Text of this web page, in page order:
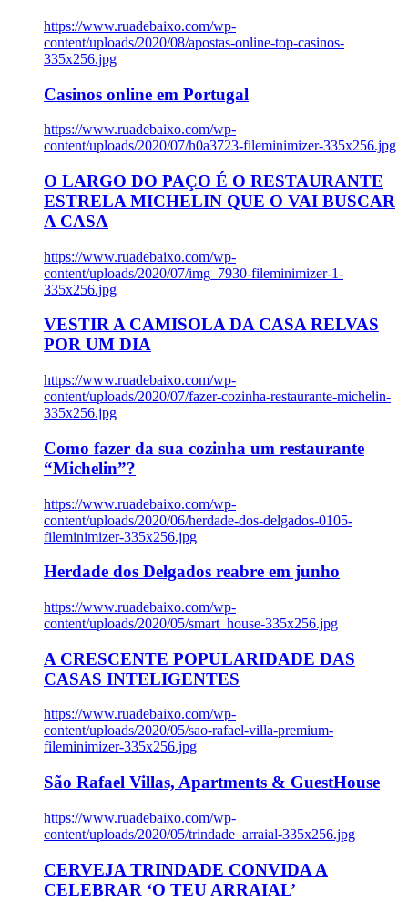
https://www.ruadebaixo.com/wp-
content/uploads/2020/08/apostas-online-top-casinos-
335x256.jpg
Casinos online em Portugal
https://www.ruadebaixo.com/wp-
content/uploads/2020/07/h0a3723-fileminimizer-335x256.jpg
O LARGO DO PAÇO É O RESTAURANTE
ESTRELA MICHELIN QUE O VAI BUSCAR
A CASA
https://www.ruadebaixo.com/wp-
content/uploads/2020/07/img_7930-fileminimizer-1-
335x256.jpg
VESTIR A CAMISOLA DA CASA RELVAS
POR UM DIA
https://www.ruadebaixo.com/wp-
content/uploads/2020/07/fazer-cozinha-restaurante-michelin-
335x256.jpg
Como fazer da sua cozinha um restaurante
“Michelin”?
https://www.ruadebaixo.com/wp-
content/uploads/2020/06/herdade-dos-delgados-0105-
fileminimizer-335x256.jpg
Herdade dos Delgados reabre em junho
https://www.ruadebaixo.com/wp-
content/uploads/2020/05/smart_house-335x256.jpg
A CRESCENTE POPULARIDADE DAS
CASAS INTELIGENTES
https://www.ruadebaixo.com/wp-
content/uploads/2020/05/sao-rafael-villa-premium-
fileminimizer-335x256.jpg
São Rafael Villas, Apartments & GuestHouse
https://www.ruadebaixo.com/wp-
content/uploads/2020/05/trindade_arraial-335x256.jpg
CERVEJA TRINDADE CONVIDA A
CELEBRAR ‘O TEU ARRAIAL’